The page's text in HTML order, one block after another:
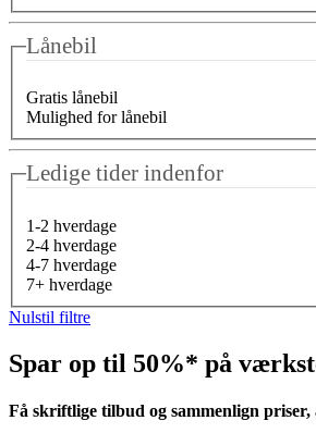
Lånebil
Gratis lånebil
Mulighed for lånebil
Ledige tider indenfor
1-2 hverdage
2-4 hverdage
4-7 hverdage
7+ hverdage
Nulstil filtre
Spar op til 50%* på
Få skriftlige tilbud og sammenlign